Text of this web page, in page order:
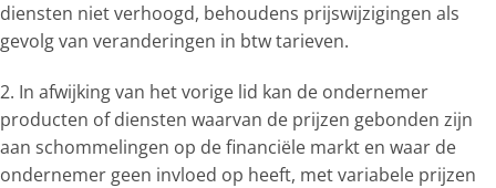
diensten niet verhoogd, behoudens prijswijzigingen als
gevolg van veranderingen in btw tarieven.
2. In afwijking van het vorige lid kan de ondernemer
producten of diensten waarvan de prijzen gebonden zijn
aan schommelingen op de financiële markt en waar de
ondernemer geen invloed op heeft, met variabele prijzen